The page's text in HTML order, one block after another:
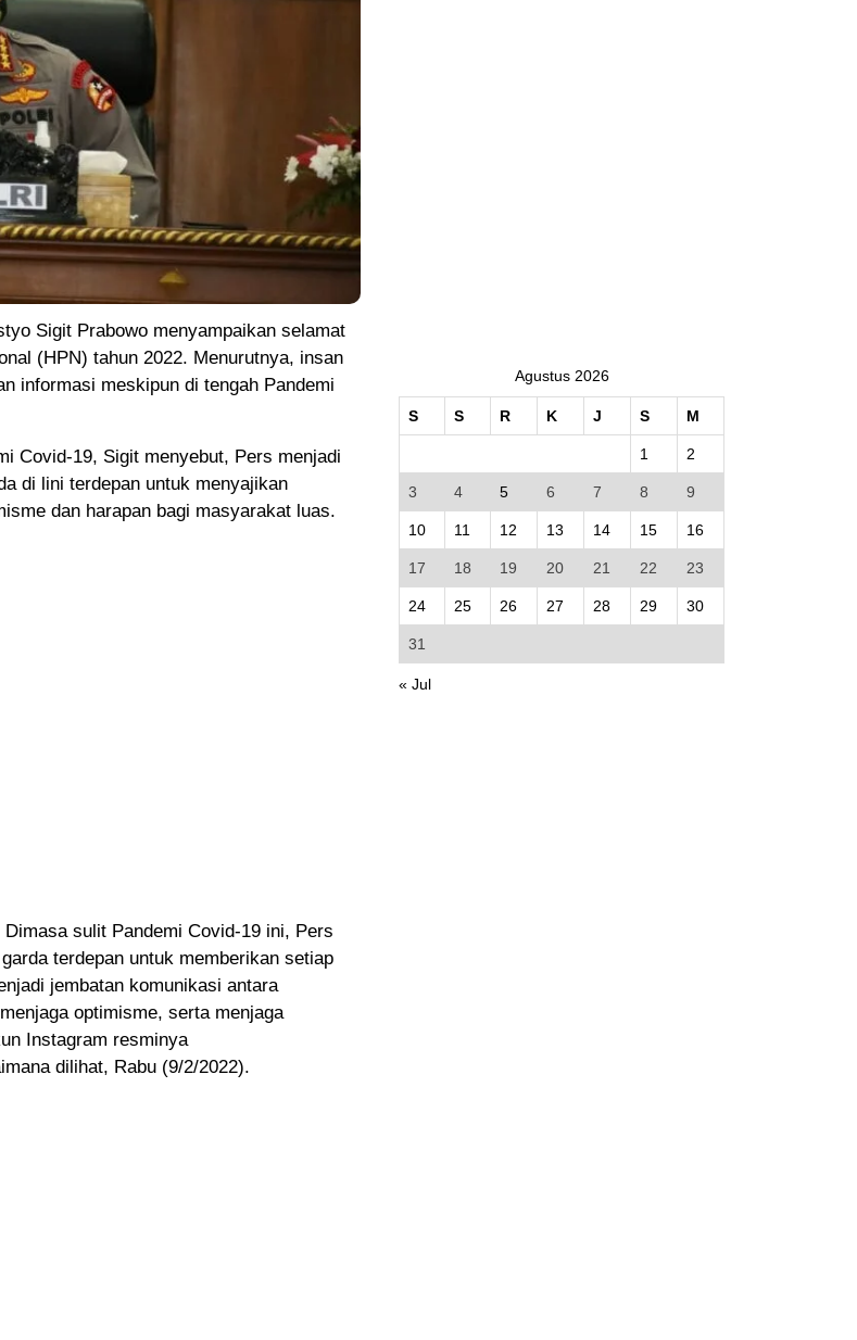
Sigit Prabowo menyampaikan selamat
(HPN) tahun 2022. Menurutnya, insan
informasi meskipun di tengah Pandemi
Covid-19, Sigit menyebut, Pers menjadi
di lini terdepan untuk menyajikan
dan harapan bagi masyarakat luas.
sulit Pandemi Covid-19 ini, Pers
terdepan untuk memberikan setiap
jembatan komunikasi antara
optimisme, serta menjaga
Instagram resminya
dilihat, Rabu (9/2/2022).
Agustus 2026
S S R K J S M
1 2
3 4 5 6 7 8 9
10 11 12 13 14 15 16
17 18 19 20 21 22 23
24 25 26 27 28 29 30
31
« Jul